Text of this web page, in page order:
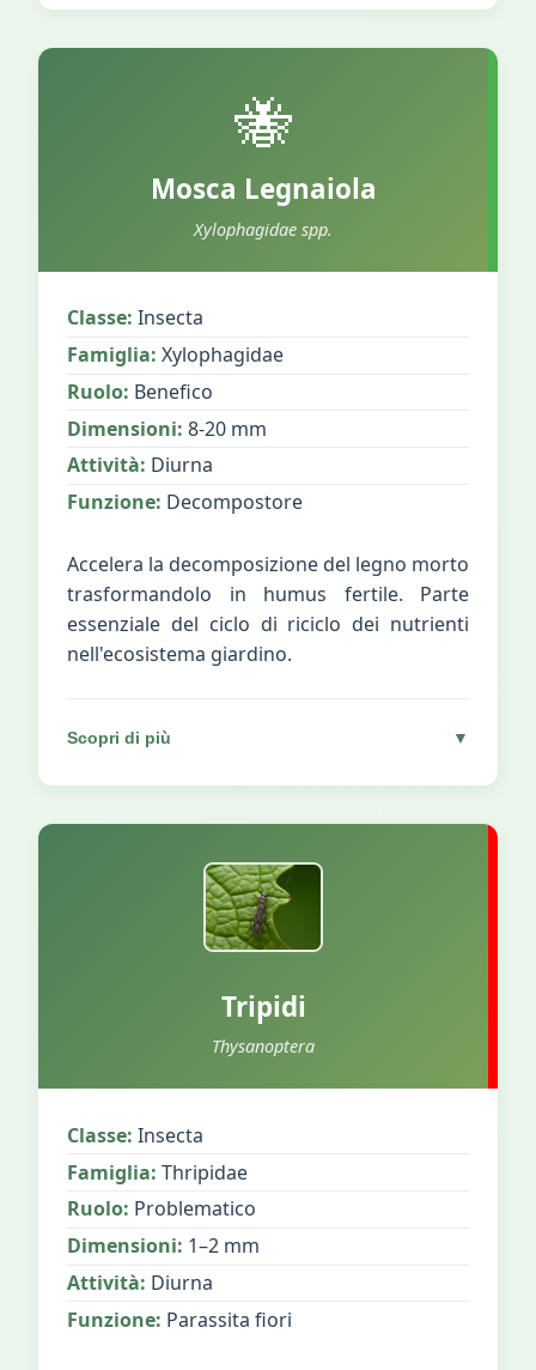
🐝
Mosca Legnaiola
Xylophagidae spp.
Classe: Insecta
Famiglia: Xylophagidae
Ruolo: Benefico
Dimensioni: 8-20 mm
Attività: Diurna
Funzione: Decompostore
Accelera la decomposizione del legno morto
trasformandolo in humus fertile. Parte
essenziale del ciclo di riciclo dei nutrienti
nell'ecosistema giardino.
Scopri di più ▼
Tripidi
Thysanoptera
Classe: Insecta
Famiglia: Thripidae
Ruolo: Problematico
Dimensioni: 1–2 mm
Attività: Diurna
Funzione: Parassita fiori